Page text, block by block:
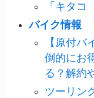
「キタ
バイク情報
【原付
倒的にお
る？解約
ツーリン